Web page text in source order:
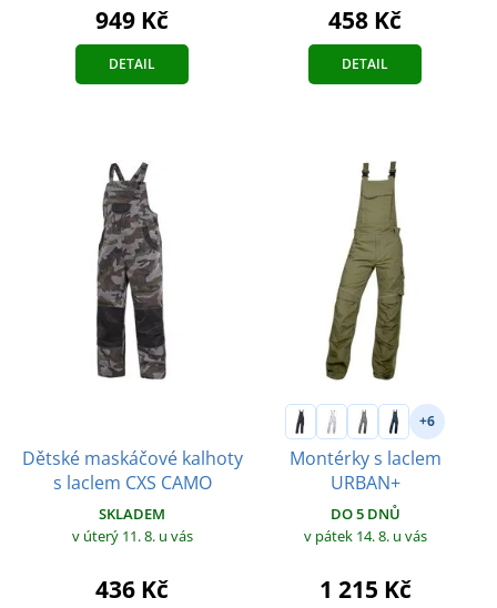
949 Kč
DETAIL
458 Kč
DETAIL
Dětské maskáčové kalhoty
s laclem CXS CAMO
SKLADEM
v úterý 11. 8. u vás
436 Kč
+6
Montérky s laclem
URBAN+
DO 5 DNŮ
v pátek 14. 8. u vás
1 215 Kč